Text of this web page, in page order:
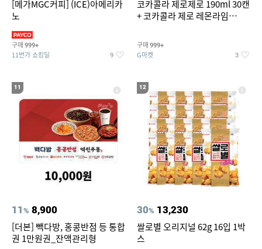
[메가MGC커피] (ICE)아메리카
노
구매 999+
11번가 쇼킹딜 9
코카콜라 제로제로 190ml 30캔
+ 코카콜라 제로 레몬라임
티커 세트
구매 999+
G마켓 3
11
11% 8,900
[더본] 빽다방, 홍콩반점 등 통합
권 1만원권_잔액관리형
12
30% 13,230
쌀로별 오리지널 62g 16입 1박
스